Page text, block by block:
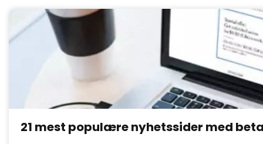
21 mest populære nyhetssider med